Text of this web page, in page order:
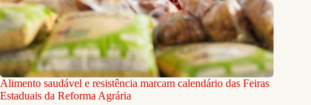
Alimento saudável e resistência marcam calendário das Feiras
Estaduais da Reforma Agrária